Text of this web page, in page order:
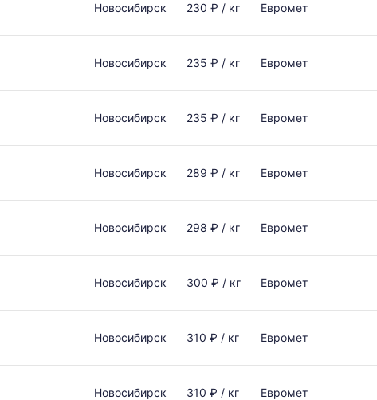
Новосибирск 230 ₽ / кг Евромет
Новосибирск 235 ₽ / кг Евромет
Новосибирск 235 ₽ / кг Евромет
Новосибирск 289 ₽ / кг Евромет
Новосибирск 298 ₽ / кг Евромет
Новосибирск 300 ₽ / кг Евромет
Новосибирск 310 ₽ / кг Евромет
Новосибирск 310 ₽ / кг Евромет